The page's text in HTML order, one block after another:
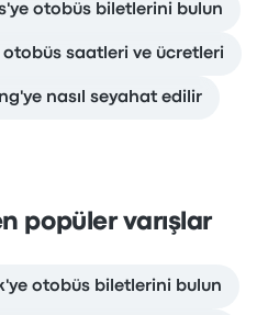
otobüs biletlerini bulun
saatleri ve ücretleri
nasıl seyahat edilir
popüler varışlar
otobüs biletlerini bulun